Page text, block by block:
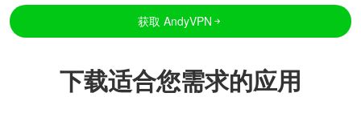
获取 AndyVPN
下载适合您需求的应用